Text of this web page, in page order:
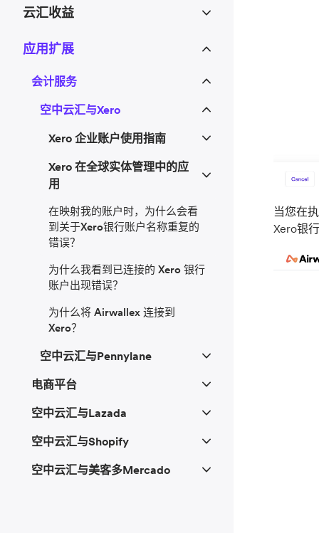
当您在
Xero银
云汇收益
应用扩展
会计服务
空中云汇与Xero
Xero 企业账户使用指南
Xero 在全球实体管理中的应
用
在映射我的账户时，为什么会看
到关于Xero银行账户名称重复的
错误？
为什么我看到已连接的 Xero 银行
账户出现错误？
为什么将 Airwallex 连接到
Xero？
空中云汇与Pennylane
电商平台
空中云汇与Lazada
空中云汇与Shopify
空中云汇与美客多Mercado